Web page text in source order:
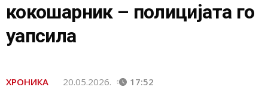
кокошарник – полицијата го
уапсила
ХРОНИКА 20.05.2026. 17:52